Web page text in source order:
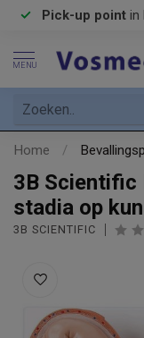
Pick-up point in
MENU
Home /
3B Scientific
stadia op
3B SCIENTIFIC